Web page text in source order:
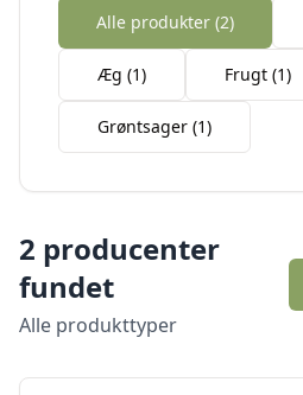
Alle produkter (2)
Æg (1) Frugt (1)
Grøntsager (1)
2 producenter
fundet
Alle produkttyper